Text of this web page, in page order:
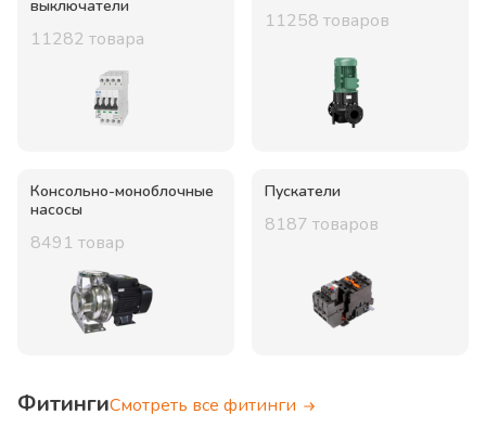
выключатели
11282 товара
11258 товаров
Консольно-моноблочные
насосы
8491 товар
Пускатели
8187 товаров
ФитингиСмотреть все фитинги